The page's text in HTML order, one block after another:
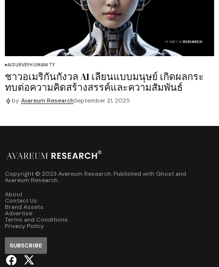
AISURVEYHUMANITY
ชาวอเมริกันกังวล AI เลียนแบบมนุษย์ เกิดผลกระ
ทบต่อความคิดสร้างสรรค์และความสัมพันธ์
by Avareum ResearchSeptember 21, 2025
Copyright © 2023 Avareum Research. Published with Ghost and
Avareum Research.
About
Contact Us
Brand Assets
Advertise
Terms and Conditions
Privacy Policy
SUBSCRIBE